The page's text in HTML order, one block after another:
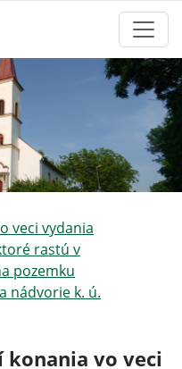
veci vydania
rastú v
pozemku
nádvorie k. ú.
konania vo veci